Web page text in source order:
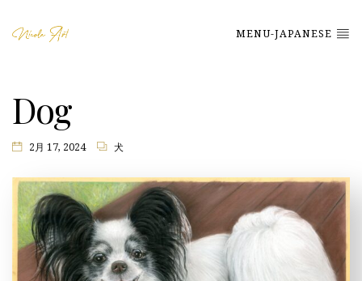
MENU-JAPANESE
Dog
2月 17, 2024 犬